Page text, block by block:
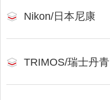
Nikon/日本尼康
TRIMOS/瑞士丹青